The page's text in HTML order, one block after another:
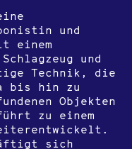
und
einem
und
Technik, die
bis hin zu
Objekten
zu einem
sich